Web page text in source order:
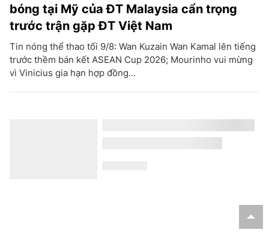
bóng tại Mỹ của ĐT Malaysia cẩn trọng
trước trận gặp ĐT Việt Nam
Tin nóng thể thao tối 9/8: Wan Kuzain Wan Kamal lên tiếng
trước thềm bán kết ASEAN Cup 2026; Mourinho vui mừng
vì Vinicius gia hạn hợp đồng...